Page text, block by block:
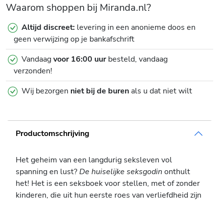
Waarom shoppen bij Miranda.nl?
Altijd discreet: levering in een anonieme doos en
geen verwijzing op je bankafschrift
Vandaagvoor 16:00 uurbesteld, vandaag
verzonden!
Wij bezorgen niet bij de burenals u dat niet wilt
Productomschrijving
Het geheim van een langdurig seksleven vol
spanning en lust?De huiselijke seksgodin onthult
het! Het is een seksboek voor stellen, met of zonder
kinderen, die uit hun eerste roes van verliefdheid zijn